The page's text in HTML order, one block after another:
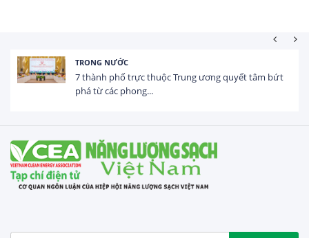
HOẠT ĐỘNG ĐẦU TƯ
Tổng vốn FDI đăng ký vào Việt Nam đạt gần 25 tỷ
USD trong 5 tháng...